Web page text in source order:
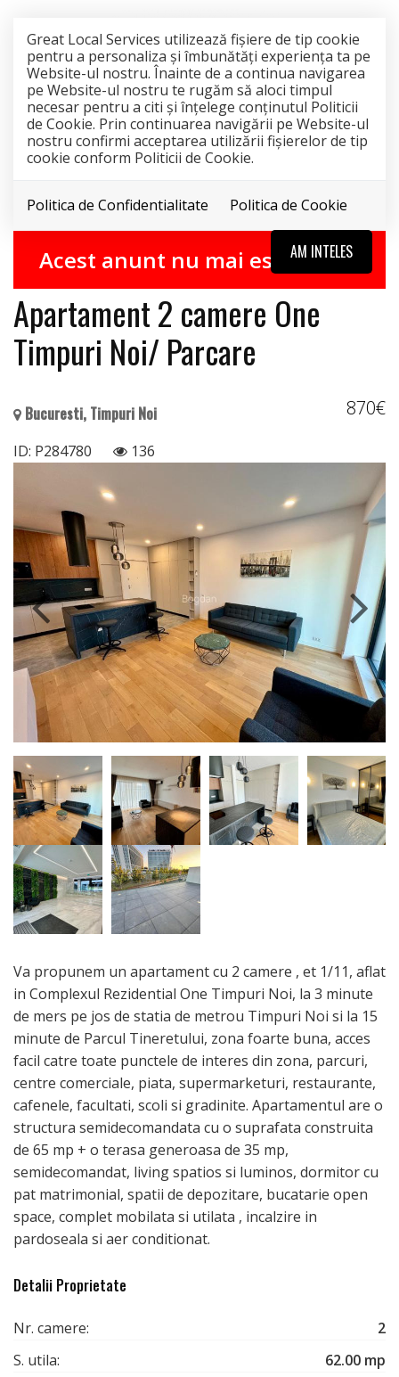
Great Local Services utilizează fişiere de tip cookie
pentru a personaliza și îmbunătăți experiența ta pe
Website-ul nostru. Înainte de a continua navigarea
pe Website-ul nostru te rugăm să aloci timpul
necesar pentru a citi și înțelege conținutul Politicii
de Cookie. Prin continuarea navigării pe Website-ul
nostru confirmi acceptarea utilizării fişierelor de tip
cookie conform Politicii de Cookie.
Politica de Confidentialitate Politica de Cookie
AM INTELES
Acest anunt nu mai este activ !
Apartament 2 camere One
Timpuri Noi/ Parcare
Bucuresti, Timpuri Noi 870€
ID: P284780 136
Va propunem un apartament cu 2 camere , et 1/11, aflat
in Complexul Rezidential One Timpuri Noi, la 3 minute
de mers pe jos de statia de metrou Timpuri Noi si la 15
minute de Parcul Tineretului, zona foarte buna, acces
facil catre toate punctele de interes din zona, parcuri,
centre comerciale, piata, supermarketuri, restaurante,
cafenele, facultati, scoli si gradinite. Apartamentul are o
structura semidecomandata cu o suprafata construita
de 65 mp + o terasa generoasa de 35 mp,
semidecomandat, living spatios si luminos, dormitor cu
pat matrimonial, spatii de depozitare, bucatarie open
space, complet mobilata si utilata , incalzire in
pardoseala si aer conditionat.
Detalii Proprietate
Nr. camere:
2
S. utila:
62.00 mp